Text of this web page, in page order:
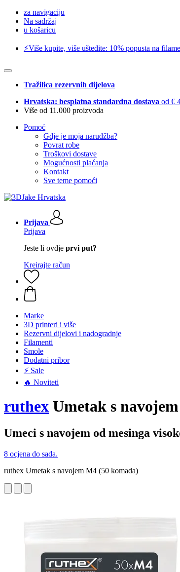
za navigaciju
Na sadržaj
u košaricu
⚡️Više kupite, više uštedite: 10% popusta na
Tražilica rezervnih dijelova
Hrvatska: besplatna standardna dostava od €
Više od 11.000 proizvoda
Pomoć
Gdje je moja narudžba?
Povrat robe
Troškovi dostave
Mogućnosti plaćanja
Kontakt
Sve teme pomoći
Prijava
Prijava
Jeste li ovdje prvi put?
Kreirajte račun
Marke
3D printeri i više
Rezervni dijelovi i nadogradnje
Filamenti
Smole
Dodatni pribor
⚡ Sale
🔥 Noviteti
ruthex Umetak s
Umeci s navojem od mesinga
8 ocjena do sada.
ruthex Umetak s navojem M4 (50 komada)